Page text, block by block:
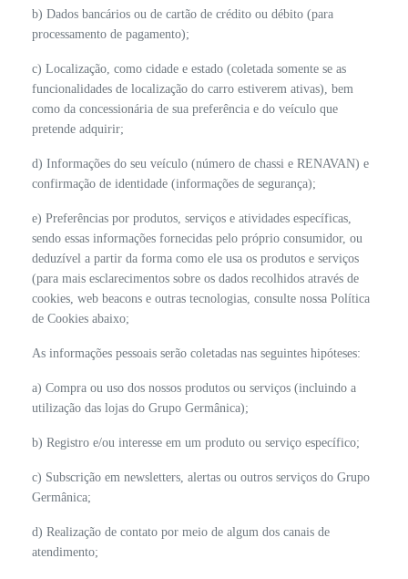
b) Dados bancários ou de cartão de crédito ou débito (para
processamento de pagamento);
c) Localização, como cidade e estado (coletada somente se as
funcionalidades de localização do carro estiverem ativas), bem
como da concessionária de sua preferência e do veículo que
pretende adquirir;
d) Informações do seu veículo (número de chassi e RENAVAN) e
confirmação de identidade (informações de segurança);
e) Preferências por produtos, serviços e atividades específicas,
sendo essas informações fornecidas pelo próprio consumidor, ou
deduzível a partir da forma como ele usa os produtos e serviços
(para mais esclarecimentos sobre os dados recolhidos através de
cookies, web beacons e outras tecnologias, consulte nossa Política
de Cookies abaixo;
As informações pessoais serão coletadas nas seguintes hipóteses:
a) Compra ou uso dos nossos produtos ou serviços (incluindo a
utilização das lojas do Grupo Germânica);
b) Registro e/ou interesse em um produto ou serviço específico;
c) Subscrição em newsletters, alertas ou outros serviços do Grupo
Germânica;
d) Realização de contato por meio de algum dos canais de
atendimento;